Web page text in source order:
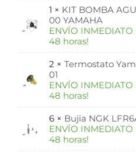
1 × KIT BOMBA
00 YAMAHA
ENVÍO INMEDIATO
48 horas!
2 × Termostato
01
ENVÍO INMEDIATO
48 horas!
6 × Bujia NGK
ENVÍO INMEDIATO
48 horas!